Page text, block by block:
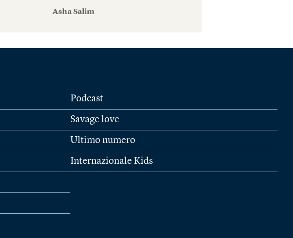
Asha Salim
Podcast
Savage love
Ultimo numero
Internazionale Kids